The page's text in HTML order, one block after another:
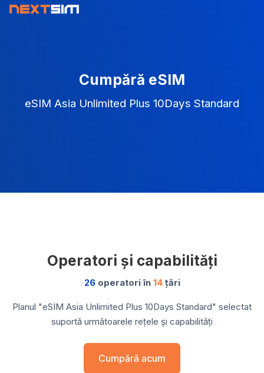
Cumpără eSIM
eSIM Asia Unlimited Plus 10Days Standard
Operatori și capabilități
26operatori în 14țări
Planul "eSIM Asia Unlimited Plus 10Days Standard" selectat
suportă următoarele rețele și capabilități
Cumpără acum